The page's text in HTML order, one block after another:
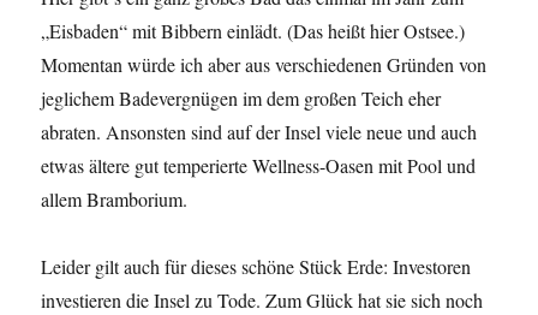
„Eisbaden“ mit Bibbern einlädt. (Das heißt hier Ostsee.)
Momentan würde ich aber aus verschiedenen Gründen von
jeglichem Badevergnügen im dem großen Teich eher
abraten. Ansonsten sind auf der Insel viele neue und auch
etwas ältere gut temperierte Wellness-Oasen mit Pool und
allem Bramborium.
Leider gilt auch für dieses schöne Stück Erde: Investoren
investieren die Insel zu Tode. Zum Glück hat sie sich noch